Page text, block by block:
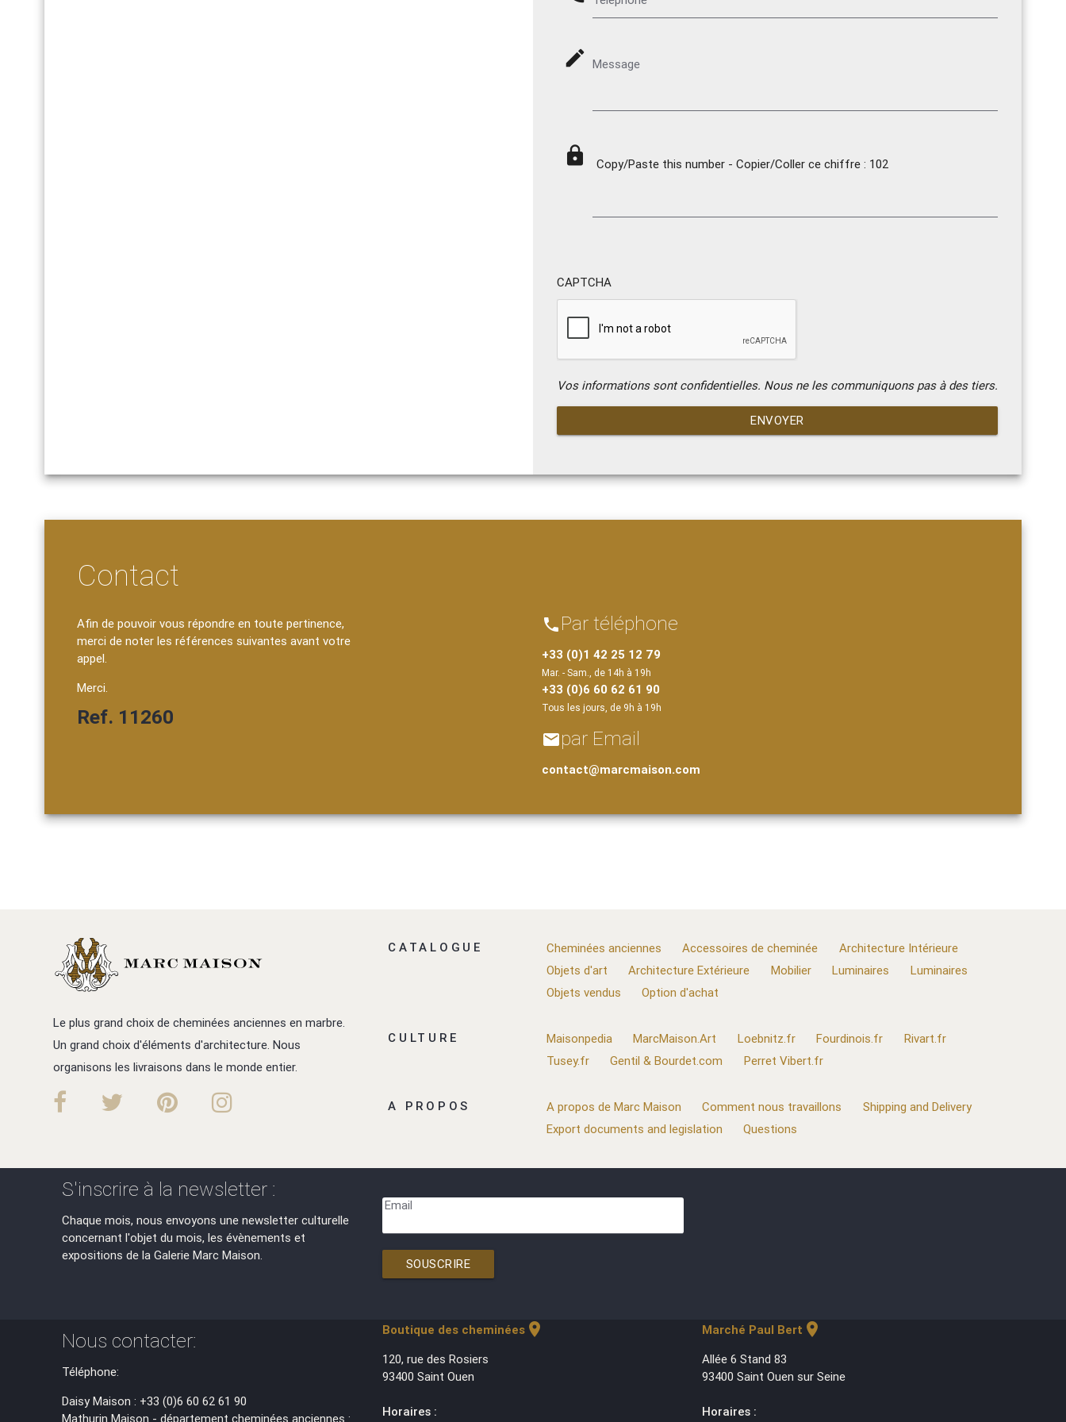
mode_edit Message
lock Copy/Paste this number - Copier/Coller ce chiffre : 102
CAPTCHA
Vos informations sont confidentielles. Nous ne les communiquons pas à des tiers.
ENVOYER
Contact
Afin de pouvoir vous répondre en toute pertinence,
merci de noter les références suivantes avant votre
appel.
Merci.
Ref. 11260
phone Par téléphone
+33 (0)1 42 25 12 79
Mar. - Sam., de 14h à 19h
+33 (0)6 60 62 61 90
Tous les jours, de 9h à 19h
emailpar Email
contact@marcmaison.com
Le plus grand choix de cheminées anciennes en marbre.
Un grand choix d'éléments d'architecture. Nous
organisons les livraisons dans le monde entier.
CATALOGUE Cheminées anciennes Accessoires de cheminée
Architecture Intérieure
Objets d'art
Architecture Extérieure Mobilier Luminaires
Luminaires
Objets vendus
Option d'achat
CULTURE Maisonpedia MarcMaison.Art Loebnitz.fr Fourdinois.fr
Rivart.fr
Tusey.fr
Gentil & Bourdet.com Perret Vibert.fr
A PROPOS A propos de Marc Maison Comment nous travaillons
Shipping and Delivery
Export documents and legislation
Questions
S'inscrire à la newsletter :
Chaque mois, nous envoyons une newsletter culturelle
concernant l'objet du mois, les évènements et
expositions de la Galerie Marc Maison.
Email
SOUSCRIRE
Nous contacter:
Téléphone:
Daisy Maison : +33 (0)6 60 62 61 90
Mathurin Maison - département cheminées anciennes :
Boutique des cheminéeslocation_on
120, rue des Rosiers
93400 Saint Ouen
Horaires :
Marché Paul Bert location_on
Allée 6 Stand 83
93400 Saint Ouen sur Seine
Horaires :